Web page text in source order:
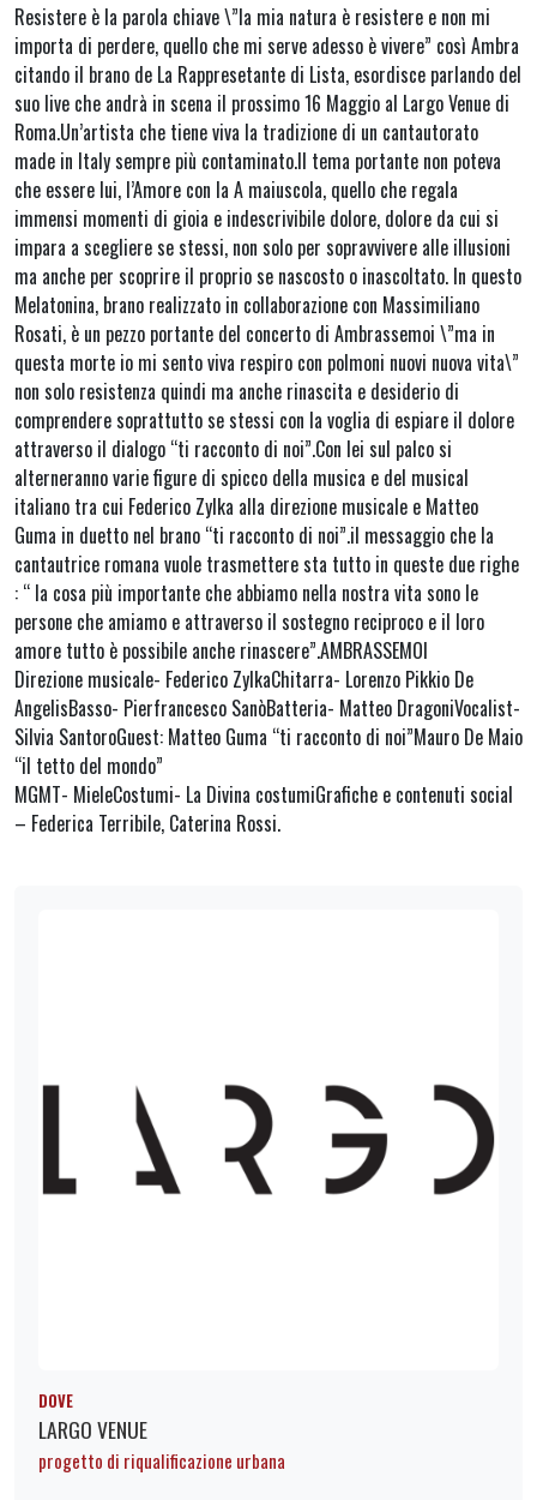
Resistere è la parola chiave \”la mia natura è resistere e non mi
importa di perdere, quello che mi serve adesso è vivere” così Ambra
citando il brano de La Rappresetante di Lista, esordisce parlando del
suo live che andrà in scena il prossimo 16 Maggio al Largo Venue di
Roma.Un’artista che tiene viva la tradizione di un cantautorato
made in Italy sempre più contaminato.Il tema portante non poteva
che essere lui, l’Amore con la A maiuscola, quello che regala
immensi momenti di gioia e indescrivibile dolore, dolore da cui si
impara a scegliere se stessi, non solo per sopravvivere alle illusioni
ma anche per scoprire il proprio se nascosto o inascoltato. In questo
Melatonina, brano realizzato in collaborazione con Massimiliano
Rosati, è un pezzo portante del concerto di Ambrassemoi \”ma in
questa morte io mi sento viva respiro con polmoni nuovi nuova vita\”
non solo resistenza quindi ma anche rinascita e desiderio di
comprendere soprattutto se stessi con la voglia di espiare il dolore
attraverso il dialogo “ti racconto di noi”.Con lei sul palco si
alterneranno varie figure di spicco della musica e del musical
italiano tra cui Federico Zylka alla direzione musicale e Matteo
Guma in duetto nel brano “ti racconto di noi”.il messaggio che la
cantautrice romana vuole trasmettere sta tutto in queste due righe
: “ la cosa più importante che abbiamo nella nostra vita sono le
persone che amiamo e attraverso il sostegno reciproco e il loro
amore tutto è possibile anche rinascere”.AMBRASSEMOI
Direzione musicale- Federico ZylkaChitarra- Lorenzo Pikkio De
AngelisBasso- Pierfrancesco SanòBatteria- Matteo DragoniVocalist-
Silvia SantoroGuest: Matteo Guma “ti racconto di noi”Mauro De Maio
“il tetto del mondo”
MGMT- MieleCostumi- La Divina costumiGrafiche e contenuti social
– Federica Terribile, Caterina Rossi.
DOVE
LARGO VENUE
progetto di riqualificazione urbana